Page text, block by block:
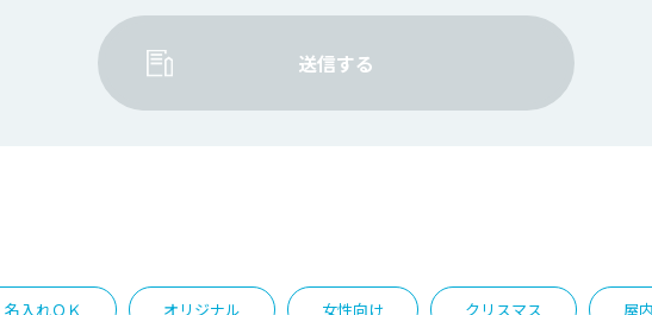
送信する
名入れＯＫ オリジナル 女性向け クリスマス 屋